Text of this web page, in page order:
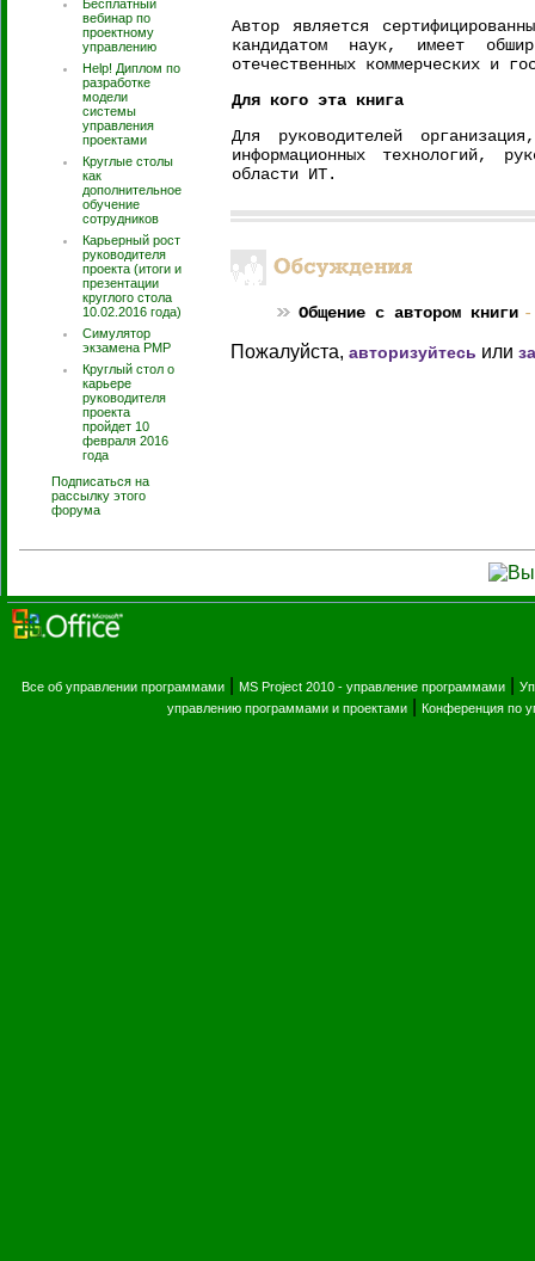
Бесплатный
вебинар по
проектному
управлению
Help! Диплом по
разработке
модели
системы
управления
проектами
Круглые столы
как
дополнительное
обучение
сотрудников
Карьерный рост
руководителя
проекта (итоги и
презентации
круглого стола
10.02.2016 года)
Симулятор
экзамена PMP
Круглый стол о
карьере
руководителя
проекта
пройдет 10
февраля 2016
года
Подписаться на
рассылку этого
форума
Автор является
кандидатом наук, имеет
отечественных коммерческих и
Для кого эта книга
Для руководителей
информационных технологий,
области ИТ.
Общение с автором книги
Пожалуйста, авторизуйтесь или
Все об управлении программами MS Project 2010 - управление программами
управлению программами и проектами| Конференция по